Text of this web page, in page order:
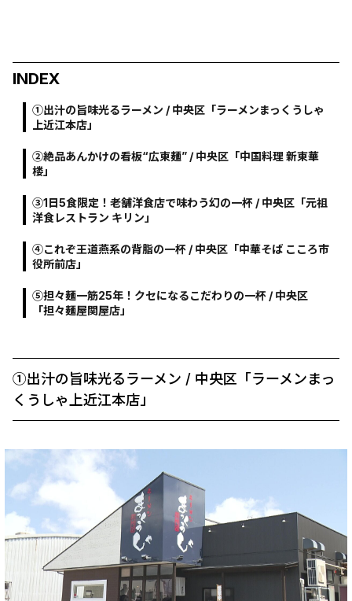
INDEX
①出汁の旨味光るラーメン / 中央区「ラーメンまっくうしゃ
上近江本店」
②絶品あんかけの看板“広東麺” / 中央区「中国料理 新東華
楼」
③1日5食限定！老舗洋食店で味わう幻の一杯 / 中央区「元祖
洋食レストラン キリン」
④これぞ王道燕系の背脂の一杯 / 中央区「中華そば こころ市
役所前店」
⑤担々麺一筋25年！クセになるこだわりの一杯 / 中央区
「担々麺屋関屋店」
①出汁の旨味光るラーメン / 中央区「ラーメンまっ
くうしゃ上近江本店」